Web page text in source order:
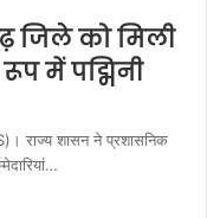
जिले को मिली
में पद्मिनी
राज्य शासन ने प्रशासनिक